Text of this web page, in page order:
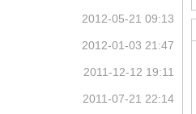
2012-05-21 09:13
2012-01-03 21:47
2011-12-12 19:11
2011-07-21 22:14